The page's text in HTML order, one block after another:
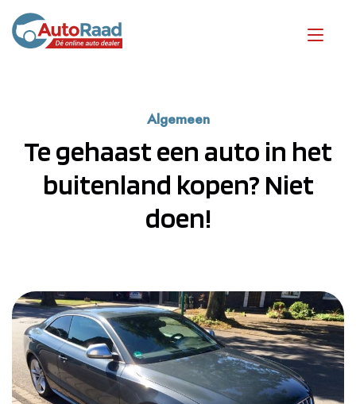
Algemeen
Te gehaast een auto in het
buitenland kopen? Niet
doen!